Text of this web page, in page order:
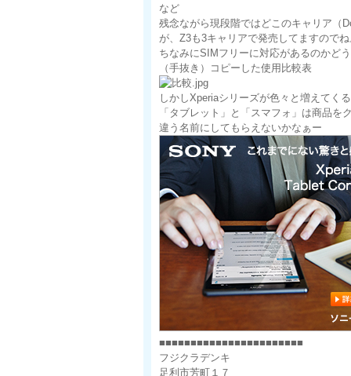
など
残念ながら現段階ではどこのキャリア（
が、Z3も3キャリアで発売してますので
ちなみにSIMフリーに対応があるのかど
（手抜き）コピーした使用比較表
しかしXperiaシリーズが色々と増えてく
「タブレット」と「スマフォ」は商品
違う名前にしてもらえないかなぁー
■■■■■■■■■■■■■■■■■■■■■■■
フジクラデンキ
足利市芳町１７